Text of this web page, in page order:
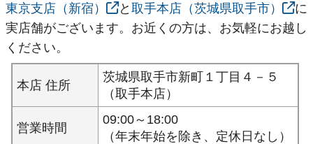
東京支店（新宿） と 取手本店（茨城県取手市）
に
実店舗がございます。お近くの方は、お気軽にお越し
ください。
本店 住所
茨城県取手市新町１丁目４－５
（取手本店）
営業時間
09:00～18:00
（年末年始を除き、定休日なし）